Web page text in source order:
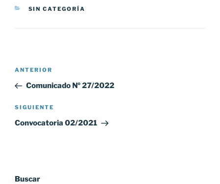
CATEGORÍAS
SIN CATEGORÍA
Navegación
entradas
Entrada
anterior:
ANTERIOR
Comunicado Nº 27/2022
Siguiente
entrada
SIGUIENTE
Convocatoria 02/2021
Buscar